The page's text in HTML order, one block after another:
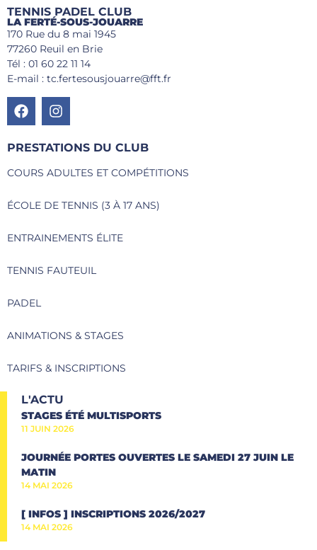
TENNIS PADEL CLUB
LA FERTÉ-SOUS-JOUARRE
170 Rue du 8 mai 1945
77260 Reuil en Brie
Tél : 01 60 22 11 14
E-mail : tc.fertesousjouarre@fft.fr
PRESTATIONS DU CLUB
COURS ADULTES ET COMPÉTITIONS
ÉCOLE DE TENNIS (3 À 17 ANS)
ENTRAINEMENTS ÉLITE
TENNIS FAUTEUIL
PADEL
ANIMATIONS & STAGES
TARIFS & INSCRIPTIONS
L'ACTU
STAGES ÉTÉ MULTISPORTS
11 JUIN 2026
JOURNÉE PORTES OUVERTES LE SAMEDI 27 JUIN LE
MATIN
14 MAI 2026
[ INFOS ] INSCRIPTIONS 2026/2027
14 MAI 2026